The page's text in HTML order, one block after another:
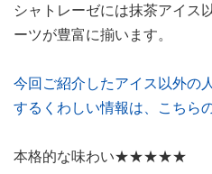
シャトレーゼには抹茶アイス
ーツが豊富に揃います。
今回ご紹介したアイス以外の
するくわしい情報は、こちら
本格的な味わい★★★★★